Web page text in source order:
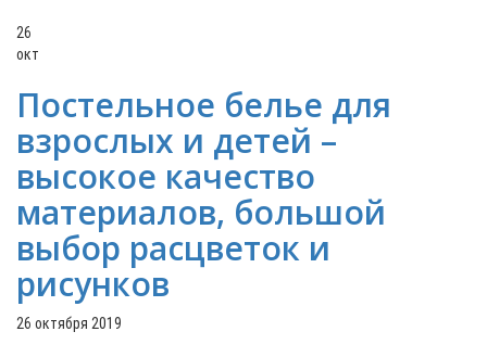
26
окт
Постельное белье для
взрослых и детей –
высокое качество
материалов, большой
выбор расцветок и
рисунков
26 октября 2019